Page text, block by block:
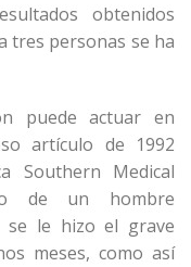
obtenidos
tres personas se ha
puede actuar en
artículo de 1992
Southern Medical
de un hombre
se le hizo el grave
meses, como así